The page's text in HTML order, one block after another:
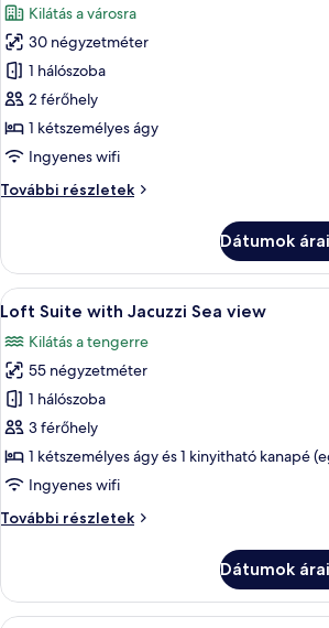
szoba
összes
képének
megtekintése:
Loft
Suite
Kilátás a városra
30 négyzetméter
1 hálószoba
2 férőhely
1 kétszemélyes ágy
Ingyenes wifi
További részletek
Loft
Dátumok
A
következő
szoba
összes
képének
megtekintése:
Loft
Suite
Jacuzzi
Egy tágas
16
Loft Suite with Jacuzzi Sea view
Kilátás a tengerre
55 négyzetméter
1 hálószoba
3 férőhely
1 kétszemélyes ágy és 1 kinyitható kanapé
Ingyenes wifi
További részletek
Loft
Sea
view
Dátumok
Egy